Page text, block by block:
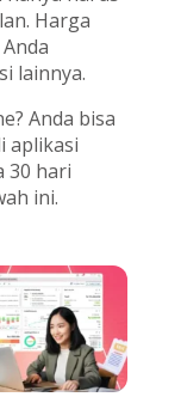
Harga
lainnya.
Anda bisa
aplikasi
30 hari
ini.